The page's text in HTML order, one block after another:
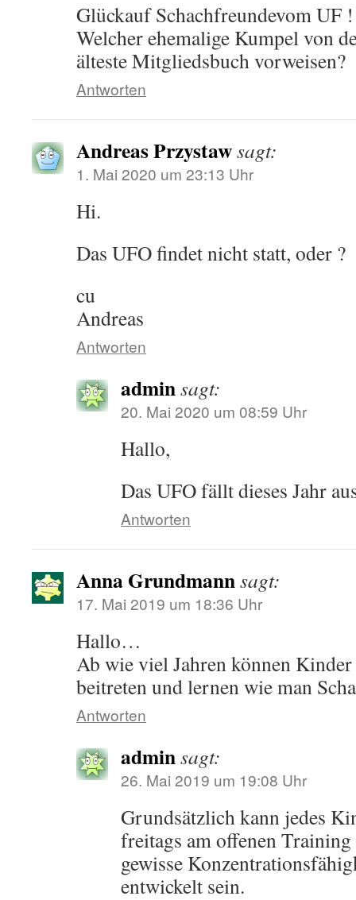
Glückauf Schachfreundevom UF !
Welcher ehemalige Kumpel von
älteste Mitgliedsbuch vorweisen?
Antworten
Andreas Przystawsagt:
1. Mai 2020 um 23:13 Uhr
Hi.
Das UFO findet nicht statt, oder ?
cu
Andreas
Antworten
adminsagt:
20. Mai 2020 um 08:59 Uhr
Hallo,
Das UFO fällt dieses Jahr
Antworten
Anna Grundmannsagt:
17. Mai 2019 um 18:36 Uhr
Hallo…
Ab wie viel Jahren können
beitreten und lernen wie man
Antworten
adminsagt:
26. Mai 2019 um 19:08 Uhr
Grundsätzlich kann jedes
freitags am offenen
gewisse
entwickelt sein.